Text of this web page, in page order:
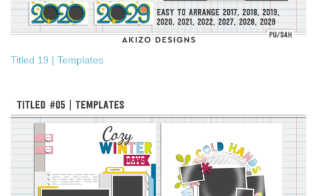
Titled 19 | Templates